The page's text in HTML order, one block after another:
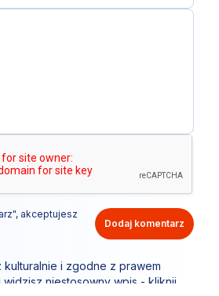
akceptujesz
Dodaj komentarz
kulturalnie i zgodne z prawem
widzisz niestosowny wpis - kliknij